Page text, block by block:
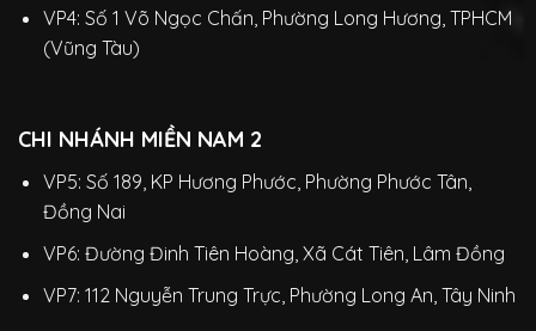
VP4: Số 1 Võ Ngọc Chấn, Phường Long Hương, TPHCM
(Vũng Tàu)
CHI NHÁNH MIỀN NAM 2
VP5: Số 189, KP Hương Phước, Phường Phước Tân,
Đồng Nai
VP6: Đường Đinh Tiên Hoàng, Xã Cát Tiên, Lâm Đồng
VP7: 112 Nguyễn Trung Trực, Phường Long An, Tây Ninh